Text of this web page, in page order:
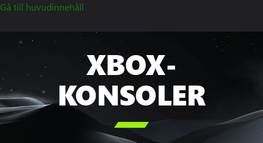
Gå till huvudinnehåll
XBOX-
KONSOLER
